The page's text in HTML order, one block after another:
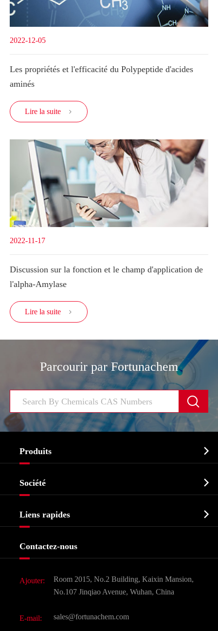
2022-12-05
Les propriétés et l'efficacité du Polypeptide d'acides
aminés
Lire la suite 
2022-11-17
Discussion sur la fonction et le champ d'application de
l'alpha-Amylase
Lire la suite 
Parcourir par Fortunachem

Produits 
Biochimique
Produits agrochimiques et intermédiaires
Ingrédients cosmétiques
Saveurs et parfums
CAS chimiques
Société 
Liens rapides 
Contactez-nous
Ajouter:
Room 2015, No.2 Building, Kaixin Mansion,
No.107 Jinqiao Avenue, Wuhan, China
E-mail: sales@fortunachem.com